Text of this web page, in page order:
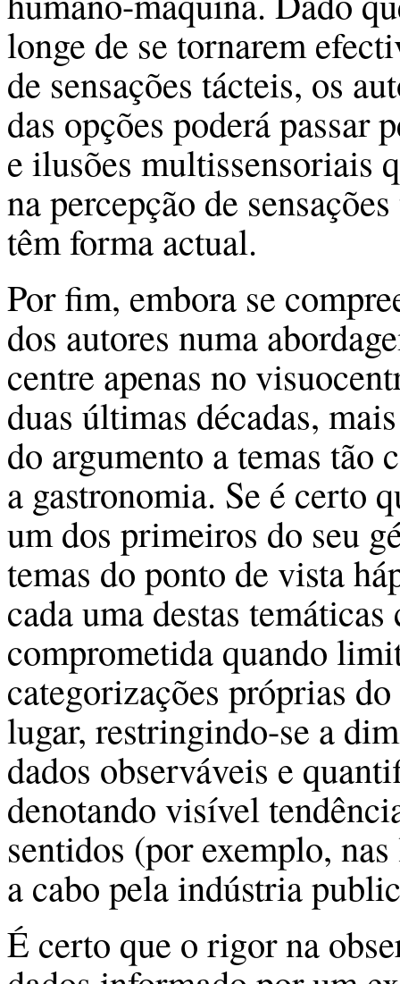
longe de se tornarem
de sensações tácteis, os
das opções poderá passar
e ilusões multissensoriais
na percepção de
têm forma actual.
Por fim, embora se
dos autores numa
centre apenas no
duas últimas décadas,
do argumento a temas tão
a gastronomia. Se é certo
um dos primeiros do seu
temas do ponto de vista
cada uma destas
comprometida quando
categorizações próprias
lugar, restringindo-se a
dados observáveis e
denotando visível
sentidos (por exemplo,
a cabo pela indústria
É certo que o rigor na